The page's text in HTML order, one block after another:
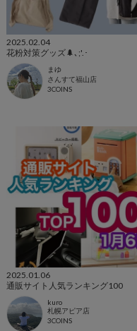
2025.02.04
花粉対策グッズ🌲､;'.･
まゆ
さんすて福山店
3COINS
2025.01.06
通販サイト人気ランキング100
kuro
札幌アピア店
3COINS